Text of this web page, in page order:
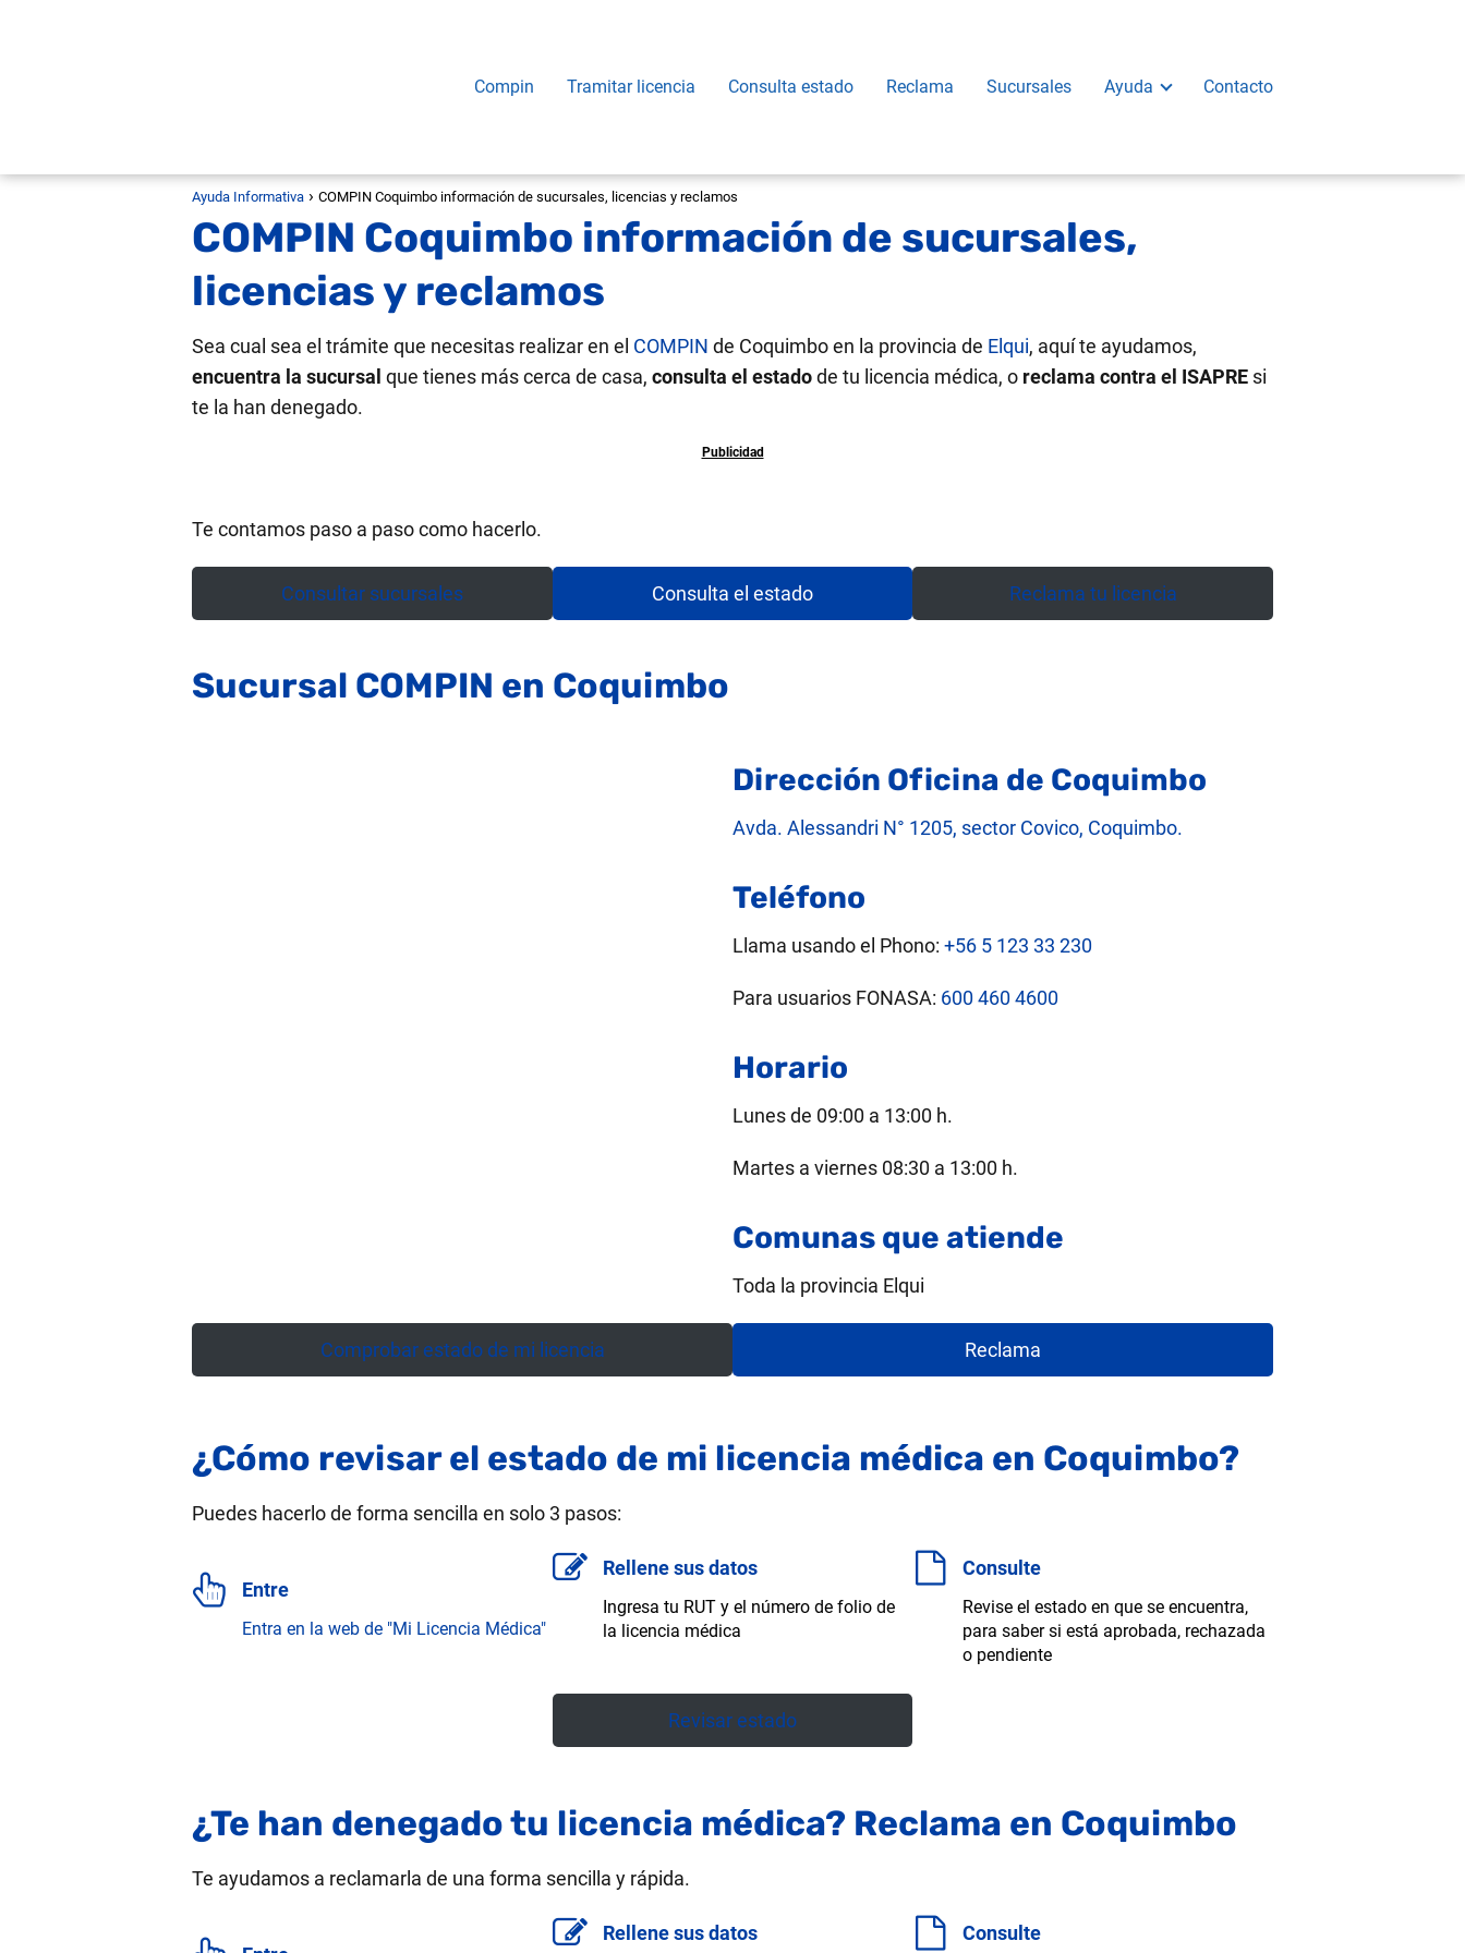
Compin Tramitar licencia Consulta estado Reclama Sucursales Ayuda Contacto
Ayuda Informativa COMPIN Coquimbo información de sucursales, licencias y reclamos
COMPIN Coquimbo información de sucursales,
licencias y reclamos
Sea cual sea el trámite que necesitas realizar en el COMPIN de Coquimbo en la provincia de Elqui, aquí te ayudamos,
encuentra la sucursal que tienes más cerca de casa, consulta el estadode tu licencia médica, o reclama contra el ISAPRE si
te la han denegado.
Te contamos paso a paso como hacerlo.
Consultar sucursales Consulta el estado Reclama tu licencia
Sucursal COMPIN en Coquimbo
Dirección Oficina de Coquimbo
Avda. Alessandri N° 1205, sector Covico, Coquimbo.
Teléfono
Llama usando el Phono: +56 5 123 33 230
Para usuarios FONASA: 600 460 4600
Horario
Lunes de 09:00 a 13:00 h.
Martes a viernes 08:30 a 13:00 h.
Comunas que atiende
Toda la provincia Elqui
Comprobar estado de mi licencia Reclama
¿Cómo revisar el estado de mi licencia médica en Coquimbo?
Puedes hacerlo de forma sencilla en solo 3 pasos:
Entre
Entra en la web de "Mi Licencia Médica"
Rellene sus datos
Ingresa tu RUT y el número de folio de
la licencia médica
Consulte
Revise el estado en que se encuentra,
para saber si está aprobada, rechazada
o pendiente
Revisar estado
¿Te han denegado tu licencia médica? Reclama en Coquimbo
Te ayudamos a reclamarla de una forma sencilla y rápida.
Rellene sus datos Consulte